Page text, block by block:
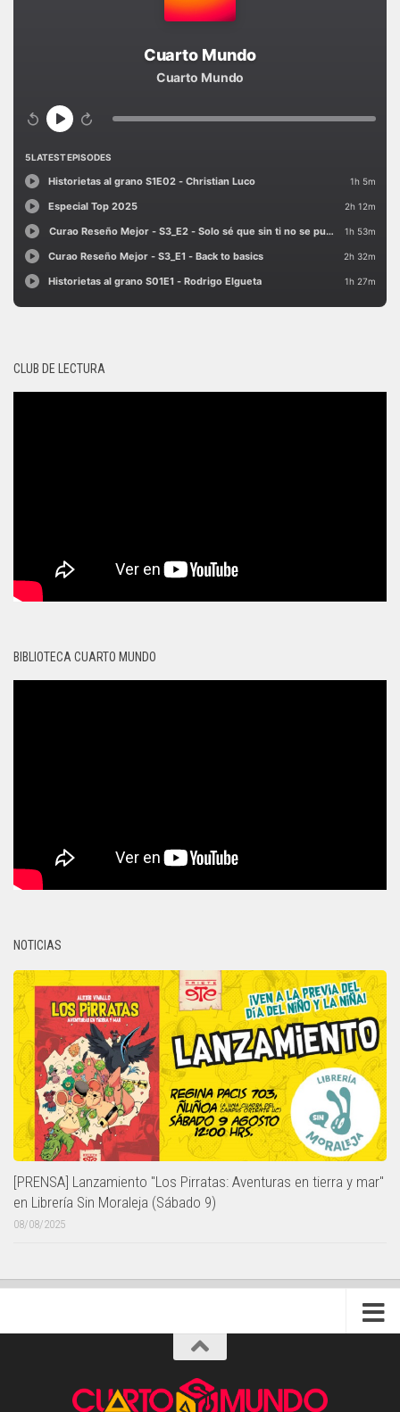
CLUB DE LECTURA
BIBLIOTECA CUARTO MUNDO
NOTICIAS
[PRENSA] Lanzamiento "Los Pirratas: Aventuras en tierra y mar"
en Librería Sin Moraleja (Sábado 9)
08/08/2025